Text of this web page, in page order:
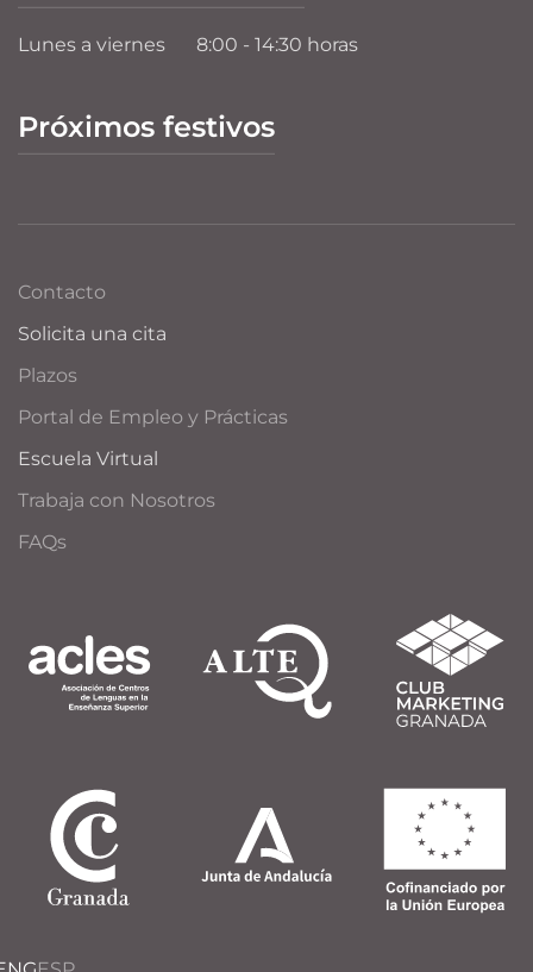
Lunes a viernes 8:00 - 14:30 horas
Próximos festivos
Contacto
Solicita una cita
Plazos
Portal de Empleo y Prácticas
Escuela Virtual
Trabaja con Nosotros
FAQs